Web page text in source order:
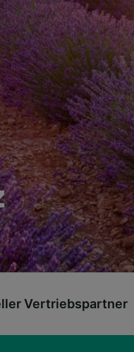
Vertriebspartner